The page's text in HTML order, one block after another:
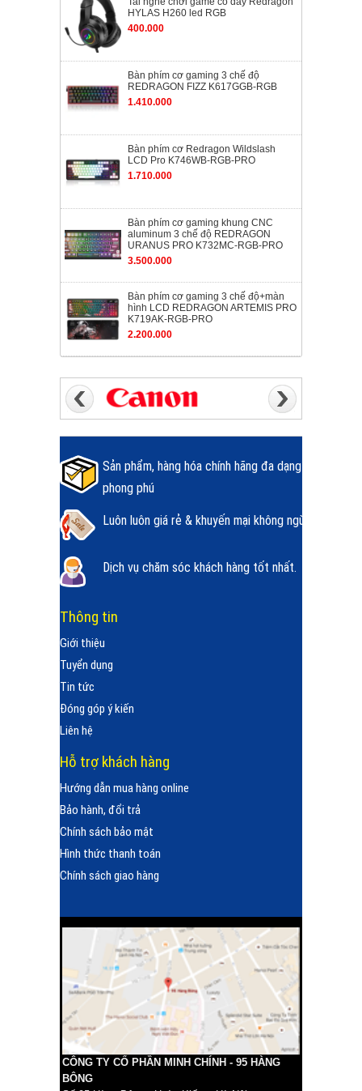
HYLAS H260 led RGB
400.000
Bàn phím cơ gaming 3 chế độ
REDRAGON FIZZ K617GGB-RGB
1.410.000
Bàn phím cơ Redragon Wildslash
LCD Pro K746WB-RGB-PRO
1.710.000
Bàn phím cơ gaming khung CNC
aluminum 3 chế độ REDRAGON
URANUS PRO K732MC-RGB-PRO
3.500.000
Bàn phím cơ gaming 3 chế độ+màn
hình LCD REDRAGON ARTEMIS PRO
K719AK-RGB-PRO
2.200.000
Sản phẩm, hàng hóa chính hãng đa dạng
phong phú
Luôn luôn giá rẻ & khuyến mại không ngừng.
Dịch vụ chăm sóc khách hàng tốt nhất.
Thông tin
Giới thiệu
Tuyển dụng
Tin tức
Đóng góp ý kiến
Liên hệ
Hỗ trợ khách hàng
Hướng dẫn mua hàng online
Bảo hành, đổi trả
Chính sách bảo mật
Hình thức thanh toán
Chính sách giao hàng
CÔNG TY CỔ PHẦN MINH CHÍNH - 95 HÀNG
BÔNG